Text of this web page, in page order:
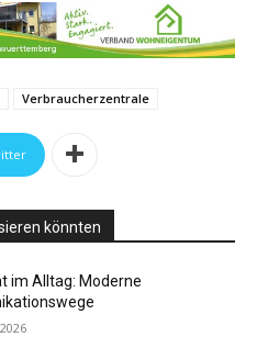
Verbraucherzentrale
könnten
im Alltag: Moderne